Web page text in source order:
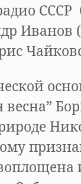
Иванов
весна”